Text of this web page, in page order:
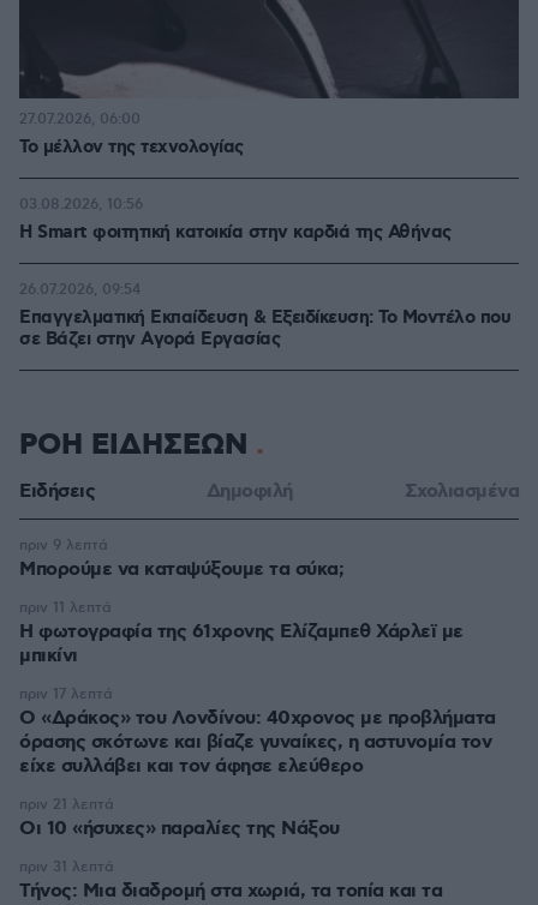
Το μέλλον της τεχνολογίας
27.07.2026, 06:00
Η Smart φοιτητική κατοικία στην καρδιά της Αθήνας
03.08.2026, 10:56
Επαγγελματική Εκπαίδευση & Εξειδίκευση: Το Mοντέλο που
σε Bάζει στην Aγορά Eργασίας
26.07.2026, 09:54
ΡΟΗ ΕΙΔΗΣΕΩΝ
Ειδήσεις Δημοφιλή Σχολιασμένα
Μπορούμε να καταψύξουμε τα σύκα;
πριν 9 λεπτά
Η φωτογραφία της 61χρονης Ελίζαμπεθ Χάρλεϊ με
μπικίνι
πριν 11 λεπτά
Ο «Δράκος» του Λονδίνου: 40χρονος με προβλήματα
όρασης σκότωνε και βίαζε γυναίκες, η αστυνομία τον
είχε συλλάβει και τον άφησε ελεύθερο
πριν 17 λεπτά
Οι 10 «ήσυχες» παραλίες της Νάξου
πριν 21 λεπτά
Τήνος: Μια διαδρομή στα χωριά, τα τοπία και τα
πριν 31 λεπτά